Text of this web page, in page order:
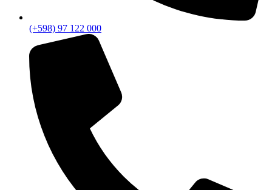
(+598) 97 122 000